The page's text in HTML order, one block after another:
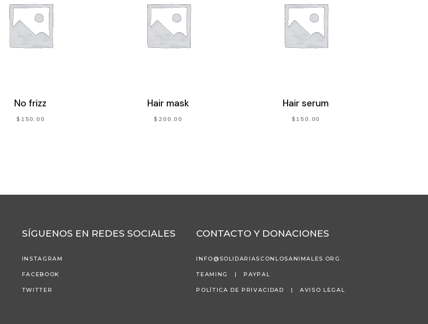
No frizz
$ 150.00
Hair mask
$ 200.00
Hair serum
$ 150.00
SÍGUENOS EN REDES SOCIALES
INSTAGRAM
FACEBOOK
TWITTER
CONTACTO Y DONACIONES
INFO@SOLIDARIASCONLOSANIMALES.ORG
TEAMING | PAYPAL
POLÍTICA DE PRIVACIDAD |AVISO LEGAL